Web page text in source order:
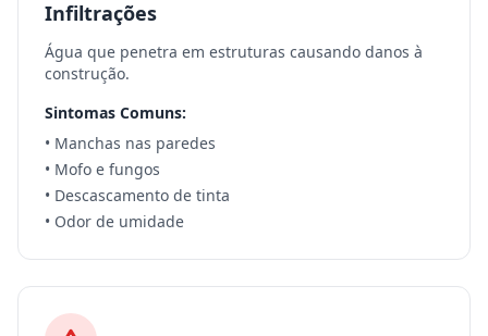
Infiltrações
Água que penetra em estruturas causando danos à
construção.
Sintomas Comuns:
• Manchas nas paredes
• Mofo e fungos
• Descascamento de tinta
• Odor de umidade